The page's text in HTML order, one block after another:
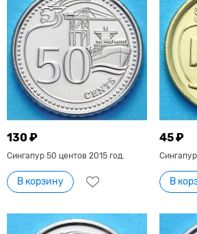
130 ₽
Сингапур 50 центов 2015 год.
В корзину
45 ₽
В